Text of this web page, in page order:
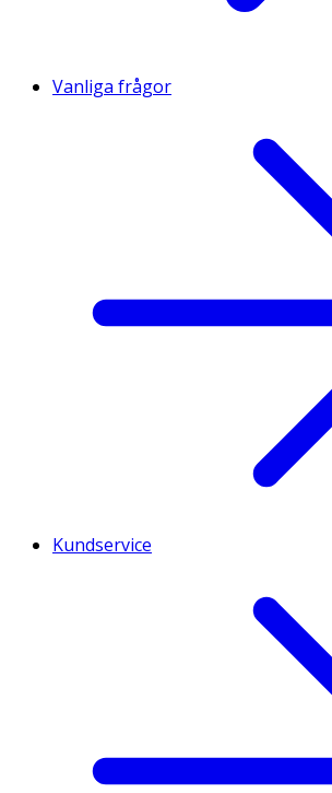
Vanliga frågor
Kundservice